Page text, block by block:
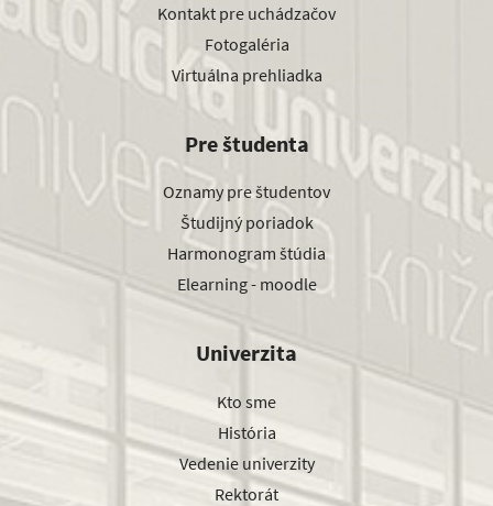
Kontakt pre uchádzačov
Fotogaléria
Virtuálna prehliadka
Pre študenta
Oznamy pre študentov
Študijný poriadok
Harmonogram štúdia
Elearning - moodle
Univerzita
Kto sme
História
Vedenie univerzity
Rektorát